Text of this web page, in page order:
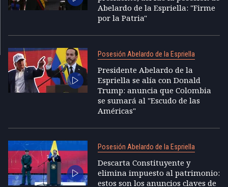
Abelardo de la Espriella: "Firme
por la Patria"
Posesión Abelardo de la Espriella
Presidente Abelardo de la
Espriella se alía con Donald
Trump: anuncia que Colombia
se sumará al "Escudo de las
Américas"
Posesión Abelardo de la Espriella
Descarta Constituyente y
elimina impuesto al patrimonio:
estos son los anuncios claves de